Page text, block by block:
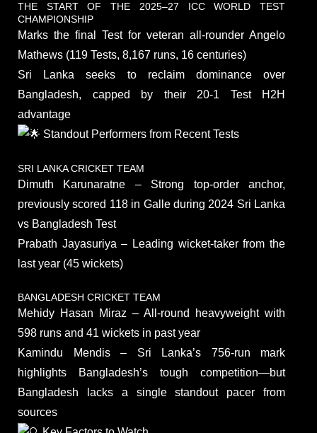
THE START OF THE 2025–27 ICC WORLD TEST
CHAMPIONSHIP
Marks the final Test for veteran all‑rounder Angelo
Mathews (119 Tests, 8,167 runs, 16 centuries)
Sri Lanka seeks to reclaim dominance over
Bangladesh, capped by their 20‑1 Test H2H
advantage
Standout Performers from Recent Tests
SRI LANKA CRICKET TEAM
Dimuth Karunaratne – Strong top-order anchor,
previously scored 118 in Galle during 2024 Sri Lanka
vs Bangladesh Test
Prabath Jayasuriya – Leading wicket‑taker from the
last year (45 wickets)
BANGLADESH CRICKET TEAM
Mehidy Hasan Miraz – All‑round heavyweight with
598 runs and 41 wickets in past year
Kamindu Mendis – Sri Lanka’s 756‑run mark
highlights Bangladesh’s tough competition—but
Bangladesh lacks a single standout pacer from
sources